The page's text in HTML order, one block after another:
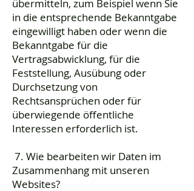
übermitteln, zum Beispiel wenn Sie
in die entsprechende Bekanntgabe
eingewilligt haben oder wenn die
Bekanntgabe für die
Vertragsabwicklung, für die
Feststellung, Ausübung oder
Durchsetzung von
Rechtsansprüchen oder für
überwiegende öffentliche
Interessen erforderlich ist.
7. Wie bearbeiten wir Daten im
Zusammenhang mit unseren
Websites?